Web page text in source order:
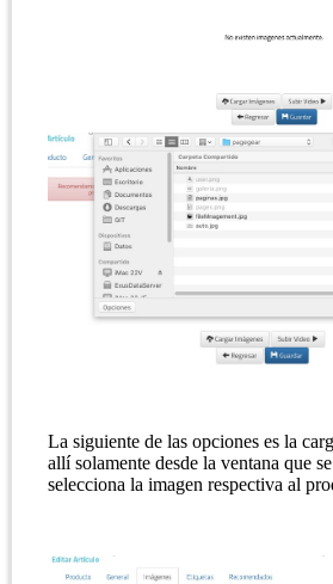
La siguiente de las opciones es la
allí solamente desde la ventana que
selecciona la imagen respectiva al